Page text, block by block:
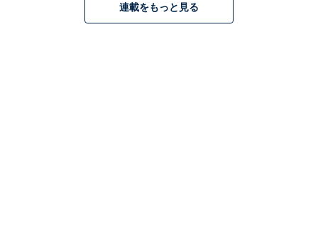
連載をもっと見る